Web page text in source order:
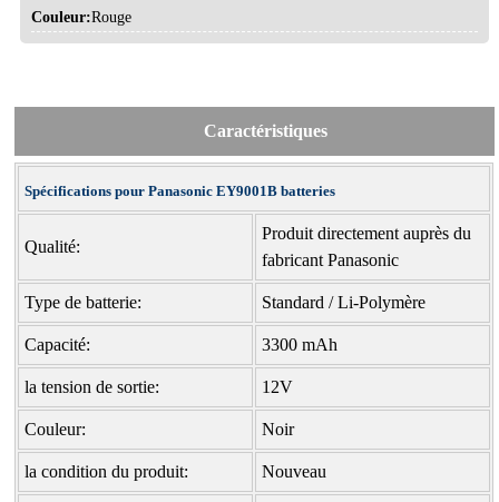
Couleur:Rouge
Caractéristiques
Spécifications pour Panasonic EY9001B batteries
Qualité:
Produit directement auprès du
fabricant Panasonic
Type de batterie: Standard / Li-Polymère
Capacité: 3300 mAh
la tension de sortie: 12V
Couleur: Noir
la condition du produit: Nouveau